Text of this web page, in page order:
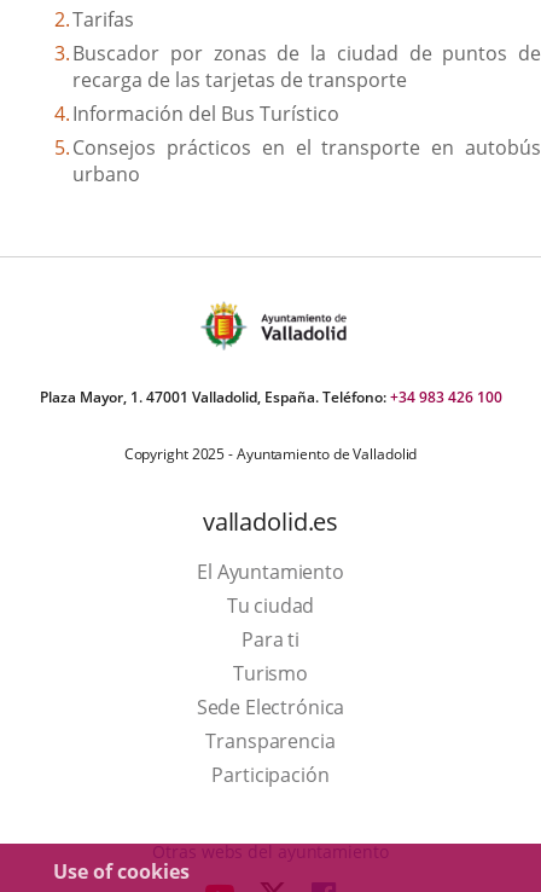
Use of cookies
Tarifas
Buscador por zonas de la ciudad de puntos de
recarga de las tarjetas de transporte
Información del Bus Turístico
Consejos prácticos en el transporte en autobús
urbano
Plaza Mayor, 1. 47001 Valladolid, España. Teléfono:+34 983 426 100
Copyright 2025 - Ayuntamiento de Valladolid
valladolid.es
El Ayuntamiento
Tu ciudad
Para ti
TurismoThis
link
will
open
a
Sede Electrónica
Transparencia
Participación
Otras webs del ayuntamiento